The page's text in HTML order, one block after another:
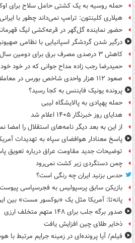
حمله روسیه به یک کشتی حامل سلاح برای
هیلاری کلینتون: ترامپ نمی‌داند چطور با
حضور نماینده گل‌گهر در قرعه‌کشی لیگ
درگیر شدن گردشگر اسپانیایی با نظامی
کاهش ۳ درصدی مصرف برق برای دومین سال متوالی
حمیدرضا رجب زاده مداح جوانی که در خود
صعود ۱۱۲ هزار واحدی شاخص بورس در معاملات امروز
پرونده یونیک فایننس به کجا رسید؟
حمله پهپادی به پالایشگاه لیبی
هدایای روز خبرنگار ۱۴۰۵ اعلام شد
از این به بعد دیگر نامه‌های استقلال را امضا
پاسخ معنادار هوافضای سپاه به تهدیدات
توضیحات جدید مقاومت عراق درباره تعویق
چمن دستگردی زیر کشت نمی‌رود
حدس بزنید ایران چه رنگی است؟
بازیکن سابق پرسپولیس به فجرسپاسی پیوست
پانه‌تا: آمریکا مثل یک «بوکسور مست» بین
صدور برگه جلب برای ۱۴۸ متهم متخلف ارزی
ذخایر طلای چین افزایش یافت
فیلم/ آیا پرونده‌ای در زمینه جرایم مرتبط